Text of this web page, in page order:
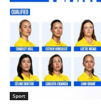
Sport